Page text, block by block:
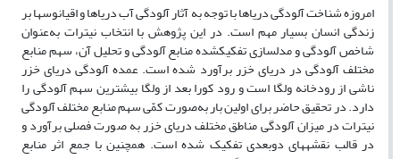
امروزه شناخت آلودگی دریاها با توجه به آثار آلودگی آب دریاها و اقیانوس­ها بر
زندگی انسان بسیار مهم است. در این پژوهش با انتخاب نیترات به‌عنوان
شاخص آلودگی و مدل­سازی تفکیک­شده منابع آلودگی و تحلیل آن، سهم منابع
مختلف آلودگی در دریای خزر برآورد شده است. عمده آلودگی دریای خزر
ناشی از رودخانه ولگا است و رود کورا بعد از ولگا بیشترین سهم آلودگی را
دارد. در تحقیق حاضر برای اولین بار به‌صورت کمّی سهم منابع مختلف آلودگی
نیترات در میزان آلودگی مناطق مختلف دریای خزر به صورت فصلی برآورد و
در قالب نقشه­های دوبعدی تفکیک شده است. همچنین با جمع اثر منابع